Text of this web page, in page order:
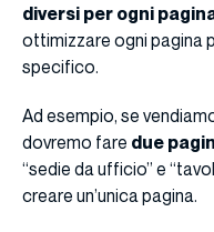
diversi per ogni
ottimizzare ogni pagina
specifico.
Ad esempio, se
dovremo fare due
“sedie da ufficio” e
creare un’unica pagina.